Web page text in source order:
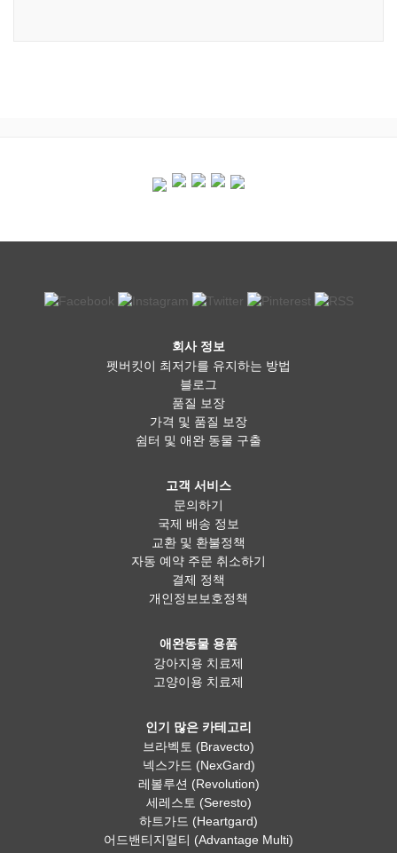
회사 정보
펫버킷이 최저가를 유지하는 방법
블로그
품질 보장
가격 및 품질 보장
쉼터 및 애완 동물 구출
고객 서비스
문의하기
국제 배송 정보
교환 및 환불정책
자동 예약 주문 취소하기
결제 정책
개인정보보호정책
애완동물 용품
강아지용 치료제
고양이용 치료제
인기 많은 카테고리
브라벡토 (Bravecto)
넥스가드 (NexGard)
레볼루션 (Revolution)
세레스토 (Seresto)
하트가드 (Heartgard)
어드밴티지멀티 (Advantage Multi)